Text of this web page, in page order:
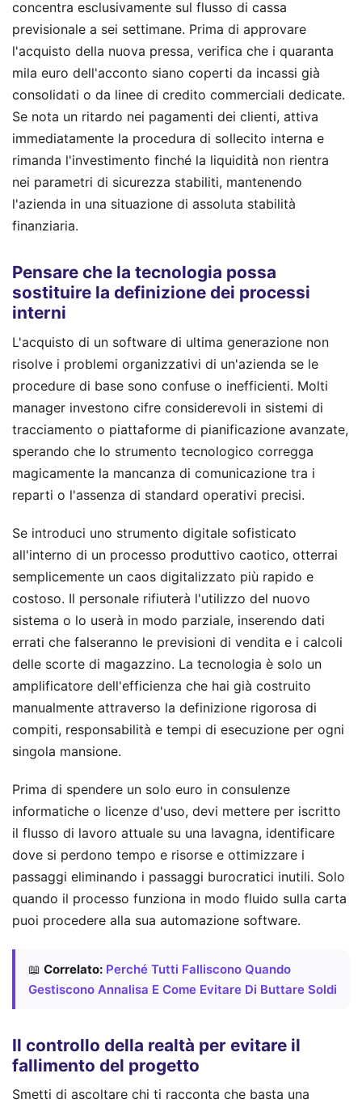
concentra esclusivamente sul flusso di cassa
previsionale a sei settimane. Prima di approvare
l'acquisto della nuova pressa, verifica che i quaranta
mila euro dell'acconto siano coperti da incassi già
consolidati o da linee di credito commerciali dedicate.
Se nota un ritardo nei pagamenti dei clienti, attiva
immediatamente la procedura di sollecito interna e
rimanda l'investimento finché la liquidità non rientra
nei parametri di sicurezza stabiliti, mantenendo
l'azienda in una situazione di assoluta stabilità
finanziaria.
Pensare che la tecnologia possa
sostituire la definizione dei processi
interni
L'acquisto di un software di ultima generazione non
risolve i problemi organizzativi di un'azienda se le
procedure di base sono confuse o inefficienti. Molti
manager investono cifre considerevoli in sistemi di
tracciamento o piattaforme di pianificazione avanzate,
sperando che lo strumento tecnologico corregga
magicamente la mancanza di comunicazione tra i
reparti o l'assenza di standard operativi precisi.
Se introduci uno strumento digitale sofisticato
all'interno di un processo produttivo caotico, otterrai
semplicemente un caos digitalizzato più rapido e
costoso. Il personale rifiuterà l'utilizzo del nuovo
sistema o lo userà in modo parziale, inserendo dati
errati che falseranno le previsioni di vendita e i calcoli
delle scorte di magazzino. La tecnologia è solo un
amplificatore dell'efficienza che hai già costruito
manualmente attraverso la definizione rigorosa di
compiti, responsabilità e tempi di esecuzione per ogni
singola mansione.
Prima di spendere un solo euro in consulenze
informatiche o licenze d'uso, devi mettere per iscritto
il flusso di lavoro attuale su una lavagna, identificare
dove si perdono tempo e risorse e ottimizzare i
passaggi eliminando i passaggi burocratici inutili. Solo
quando il processo funziona in modo fluido sulla carta
puoi procedere alla sua automazione software.
📖 Correlato: Perché Tutti Falliscono Quando
Gestiscono Annalisa E Come Evitare Di Buttare Soldi
Il controllo della realtà per evitare il
fallimento del progetto
Smetti di ascoltare chi ti racconta che basta una